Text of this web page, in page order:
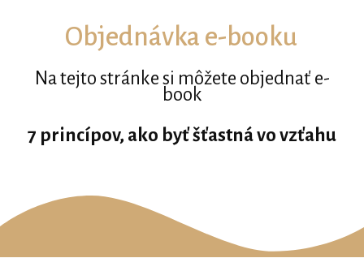
Objednávka e-booku
Na tejto stránke si môžete objednať e-
book
7 princípov, ako byť šťastná vo vzťahu